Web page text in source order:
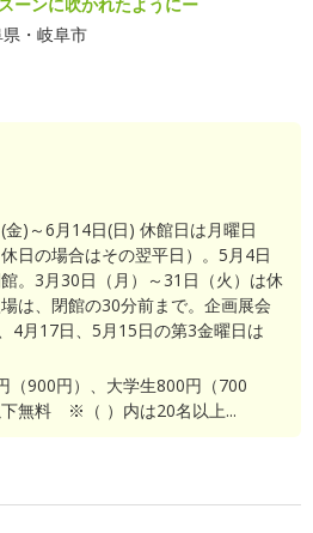
県・岐阜市
)～6月14日(日) 休館日は月曜日
休日の場合はその翌平日）。5月4日
館。3月30日（月）～31日（火）は休
は、閉館の30分前まで。企画展会
4月17日、5月15日の第3金曜日は
（900円）、大学生800円（700
下無料 ※（ ）内は20名以上...